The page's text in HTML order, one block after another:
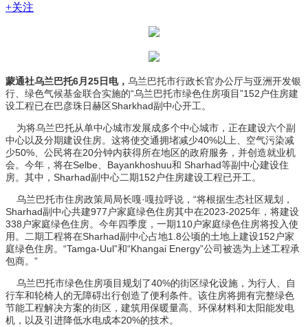
+关注
蒙通社乌兰巴托6月25日电， 乌兰巴托市行政长官办公厅与亚洲开发银
行、绿色气候基金联合实施的“乌兰巴托市绿色住房项目”152户住房建
设工程已在巴彦珠日赫区Sharkhad副中心开工。
为将乌兰巴托从单中心城市发展成多个中心城市，正在建设六个副
中心以及分期建设住房。这将使交通拥堵减少40%以上、空气污染减
少50%、公民将在20分钟内获得所在地区的政府服务，并创造就业机
会。今年，将在Selbe、Bayankhoshuu和 Sharhad等副中心建设住
房。其中，Sharhad副中心二期152户住房建设工程已开工。
乌兰巴托市住房政策局局长嘎·嘎拉呼说，“将根据生态社区规划，
Sharhad副中心共建977户家庭绿色住房其中在2023-2025年，将建设
338户家庭绿色住房。今年四季度，一期110户家庭绿色住房将投入使
用。二期工程将在Sharhad副中心占地1.8公顷的土地上建设152户家
庭绿色住房。“Tamga-Uul”和“Khangai Energy”公司被选为上述工程承
包商。”
乌兰巴托市绿色住房项目规划了40%的街区绿化设施，为行人、自
行车和轮椅人的无障碍出行创造了便利条件。该住房将拥有完整绿色
节能工程解决方案的街区，建筑用保暖量高、环保材料和太阳能发电
机，以及引进降低水电成本20%的技术。